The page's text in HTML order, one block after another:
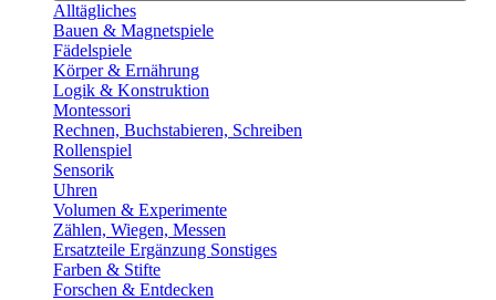
Alltägliches
Bauen & Magnetspiele
Fädelspiele
Körper & Ernährung
Logik & Konstruktion
Montessori
Rechnen, Buchstabieren, Schreiben
Rollenspiel
Sensorik
Uhren
Volumen & Experimente
Zählen, Wiegen, Messen
Ersatzteile Ergänzung Sonstiges
Farben & Stifte
Forschen & Entdecken